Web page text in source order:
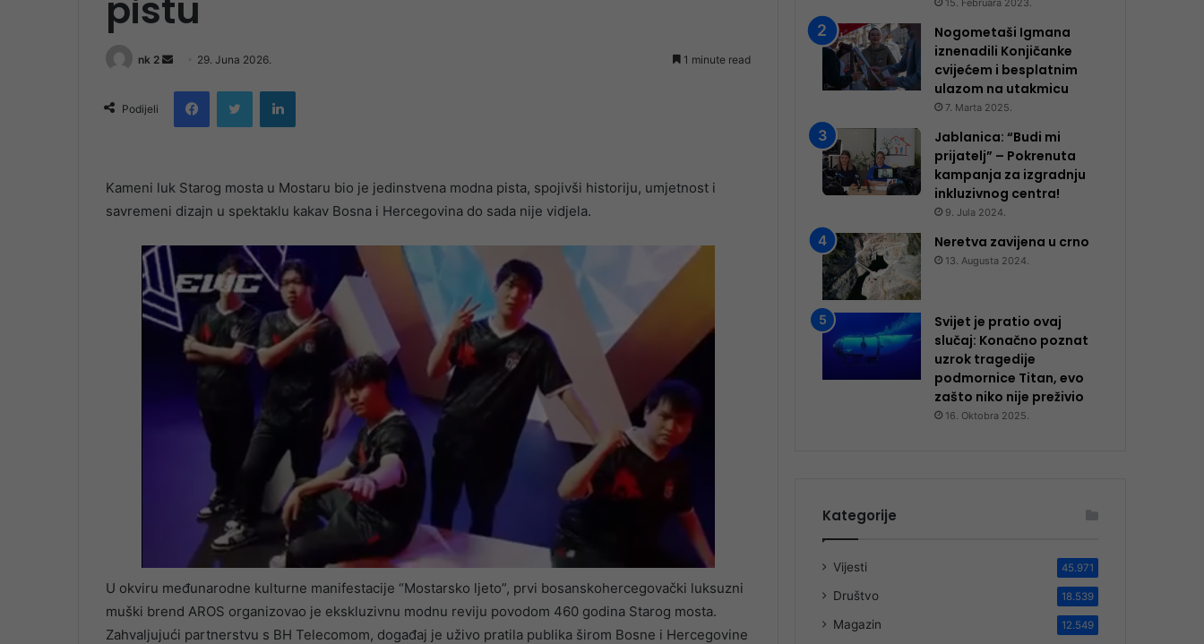
nk 2
Send
email
29. Juna 2026. 1 minute read
Podijeli
FacebookTwitter LinkedIn
Kameni luk Starog mosta u Mostaru bio je jedinstvena modna pista, spojivši historiju, umjetnost i
savremeni dizajn u spektaklu kakav Bosna i Hercegovina do sada nije vidjela.
U okviru međunarodne kulturne manifestacije “Mostarsko ljeto”, prvi bosanskohercegovački luksuzni
muški brend AROS organizovao je ekskluzivnu modnu reviju povodom 460 godina Starog mosta.
Zahvaljujući partnerstvu s BH Telecomom, događaj je uživo pratila publika širom Bosne i Hercegovine
Nogometaši Igmana
iznenadili Konjičanke
cvijećem i besplatnim
ulazom na utakmicu
7. Marta 2025.
Jablanica: “Budi mi
prijatelj” – Pokrenuta
kampanja za izgradnju
inkluzivnog centra!
9. Jula 2024.
Neretva zavijena u crno
13. Augusta 2024.
Svijet je pratio ovaj
slučaj: Konačno poznat
uzrok tragedije
podmornice Titan, evo
zašto niko nije preživio
16. Oktobra 2025.
Kategorije
Vijesti 45.971
Društvo 18.539
Magazin 12.549